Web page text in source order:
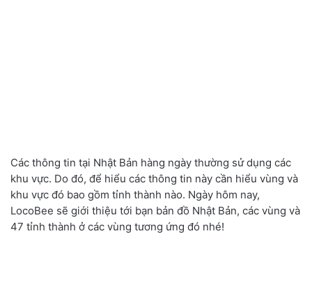
Các thông tin tại Nhật Bản hàng ngày thường sử dụng các
khu vực. Do đó, để hiểu các thông tin này cần hiểu vùng và
khu vực đó bao gồm tỉnh thành nào. Ngày hôm nay,
LocoBee sẽ giới thiệu tới bạn bản đồ Nhật Bản, các vùng và
47 tỉnh thành ở các vùng tương ứng đó nhé!